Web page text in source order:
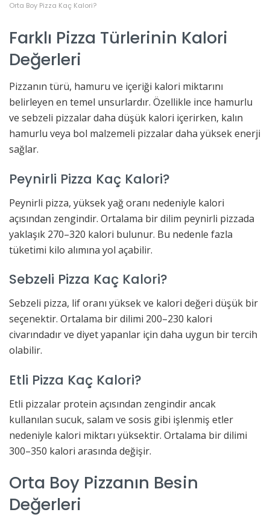
Orta Boy Pizza Kaç Kalori?
Farklı Pizza Türlerinin Kalori
Değerleri
Pizzanın türü, hamuru ve içeriği kalori miktarını
belirleyen en temel unsurlardır. Özellikle ince hamurlu
ve sebzeli pizzalar daha düşük kalori içerirken, kalın
hamurlu veya bol malzemeli pizzalar daha yüksek enerji
sağlar.
Peynirli Pizza Kaç Kalori?
Peynirli pizza, yüksek yağ oranı nedeniyle kalori
açısından zengindir. Ortalama bir dilim peynirli pizzada
yaklaşık 270–320 kalori bulunur. Bu nedenle fazla
tüketimi kilo alımına yol açabilir.
Sebzeli Pizza Kaç Kalori?
Sebzeli pizza, lif oranı yüksek ve kalori değeri düşük bir
seçenektir. Ortalama bir dilimi 200–230 kalori
civarındadır ve diyet yapanlar için daha uygun bir tercih
olabilir.
Etli Pizza Kaç Kalori?
Etli pizzalar protein açısından zengindir ancak
kullanılan sucuk, salam ve sosis gibi işlenmiş etler
nedeniyle kalori miktarı yüksektir. Ortalama bir dilimi
300–350 kalori arasında değişir.
Orta Boy Pizzanın Besin
Değerleri